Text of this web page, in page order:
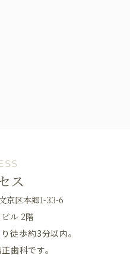
ス
京区本郷1-33-6
ル 2階
徒歩約3分以内。
歯科です。